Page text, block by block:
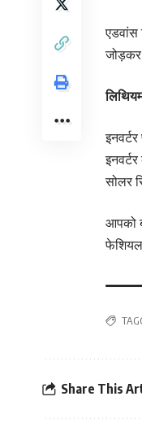
एडवांस
जोड़कर
सोलर
आपको
फेशियल
Share This